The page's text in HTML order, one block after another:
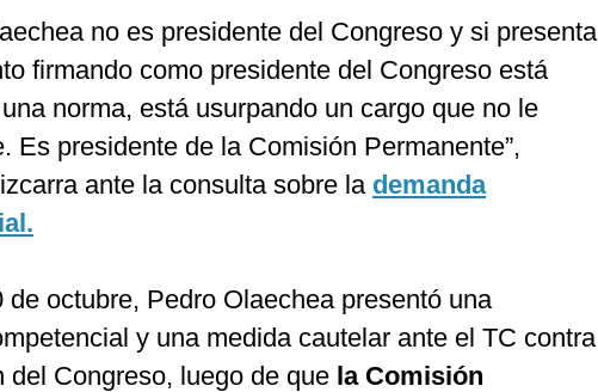
no es presidente del Congreso y si presenta
firmando como presidente del Congreso está
norma, está usurpando un cargo que no le
Es presidente de la Comisión Permanente”,
ante la consulta sobre la demanda
de octubre, Pedro Olaechea presentó una
y una medida cautelar ante el TC contra
del Congreso, luego de que la Comisión